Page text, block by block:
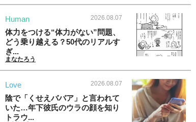
Human 2026.08.07
体力をつける“体力がない”問題、
どう乗り越える？50代のリアルす
ぎ...
まなたろう
Love 2026.08.07
陰で「くせえババア」と言われて
いた…年下彼氏のウラの顔を知り
トラウ...